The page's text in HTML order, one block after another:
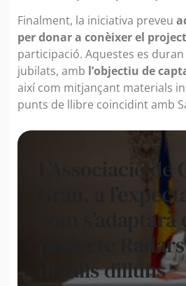
Finalment, la iniciativa preveu
per donar a conèixer el
participació. Aquestes es
jubilats, amb l’objectiu de
així com mitjançant materials
punts de llibre coincidint amb
L’Associació de
Gran, a
com s’adaptarà
projecte
detalls dilluns